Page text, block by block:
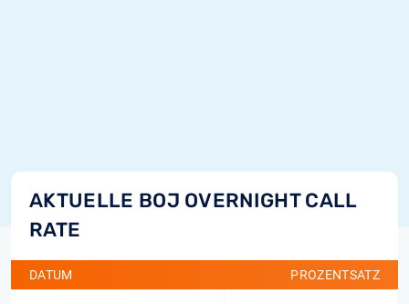
AKTUELLE BOJ OVERNIGHT CALL
RATE
DATUM PROZENTSATZ